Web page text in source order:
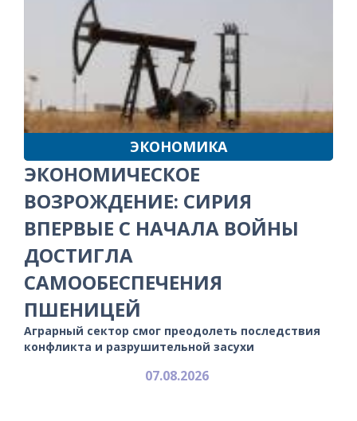
ЭКОНОМИКА
ЭКОНОМИЧЕСКОЕ
ВОЗРОЖДЕНИЕ: СИРИЯ
ВПЕРВЫЕ С НАЧАЛА ВОЙНЫ
ДОСТИГЛА
САМООБЕСПЕЧЕНИЯ
ПШЕНИЦЕЙ
Аграрный сектор смог преодолеть последствия
конфликта и разрушительной засухи
07.08.2026